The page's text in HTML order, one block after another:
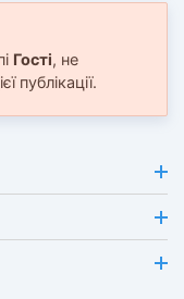
Гості, не
публікації.